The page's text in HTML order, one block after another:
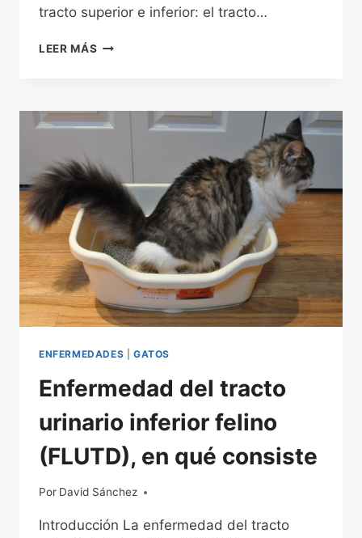
tracto superior e inferior: el tracto…
LEER MÁS SANGRE
TODO
LO
DEBE
SABER.
ENFERMEDADES GATOS
Enfermedad del tracto
urinario inferior felino
(FLUTD), en qué consiste
Por David Sánchez
15/12/2022
Introducción La enfermedad del tracto